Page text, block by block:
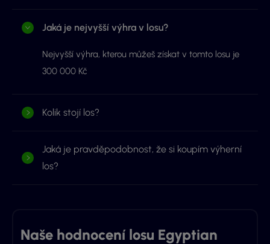
Jaká je nejvyšší výhra v losu?
Nejvyšší výhra, kterou můžeš získat v tomto losu je
300 000 Kč
Kolik stojí los?
Jaká je pravděpodobnost, že si koupím výherní
los?
Naše hodnocení losu Egyptian